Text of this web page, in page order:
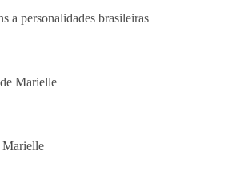
a personalidades brasileiras
Marielle